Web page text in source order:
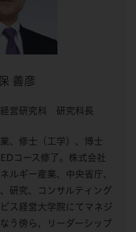
善彦
営研究科 研究科長
、修士（工学）、博士
コース修了。株式会社
ルギー産業、中央省庁、
研究、コンサルティング
ス経営大学院にてマネジ
う傍ら、リーダーシップ